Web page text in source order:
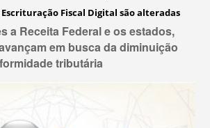
Fiscal Digital são alteradas
a Receita Federal e os estados,
em busca da diminuição
tributária